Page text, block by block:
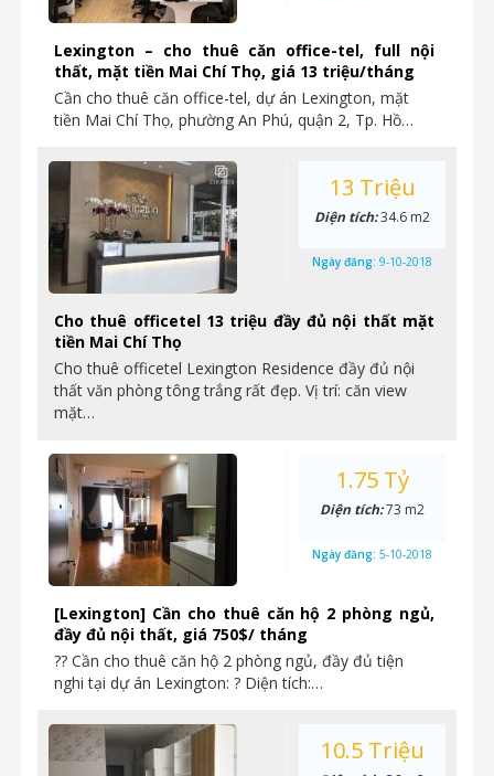
Lexington – cho thuê căn office-tel, full nội
thất, mặt tiền Mai Chí Thọ, giá 13 triệu/tháng
Cần cho thuê căn office-tel, dự án Lexington, mặt
tiền Mai Chí Thọ, phường An Phú, quận 2, Tp. Hồ…
Cho thuê officetel 13 triệu đầy đủ nội thất mặt
tiền Mai Chí Thọ
Cho thuê officetel Lexington Residence đầy đủ nội
thất văn phòng tông trắng rất đẹp. Vị trí: căn view
mặt…
13 Triệu
Diện tích:34.6 m2
Ngày đăng: 9-10-2018
[Lexington] Cần cho thuê căn hộ 2 phòng ngủ,
đầy đủ nội thất, giá 750$/ tháng
?? Cần cho thuê căn hộ 2 phòng ngủ, đầy đủ tiện
nghi tại dự án Lexington: ? Diện tích:…
1.75 Tỷ
Diện tích:73 m2
Ngày đăng: 5-10-2018
10.5 Triệu